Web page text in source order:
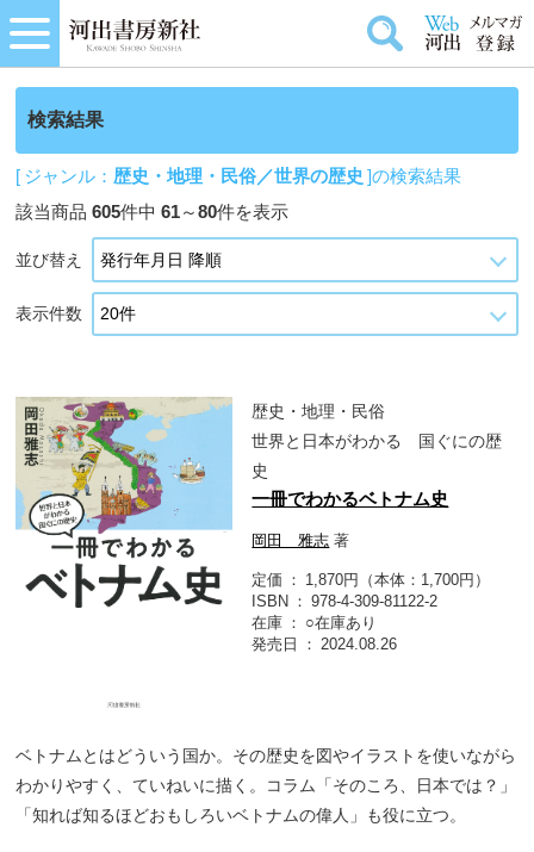
検索結果
[ ジャンル： 歴史・地理・民俗／世界の歴史 ]の検索結果
該当商品605件中61～80件を表示
並び替え
表示件数
歴史・地理・民俗
世界と日本がわかる 国ぐにの歴
史
一冊でわかるベトナム史
岡田 雅志 著
定価
1,870円（本体：1,700円）
ISBN
978-4-309-81122-2
在庫
○在庫あり
発売日
2024.08.26
ベトナムとはどういう国か。その歴史を図やイラストを使いながら
わかりやすく、ていねいに描く。コラム「そのころ、日本では？」
「知れば知るほどおもしろいベトナムの偉人」も役に立つ。